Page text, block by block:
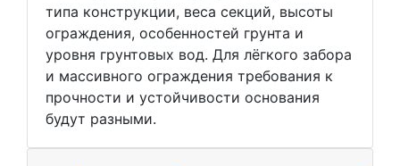
типа конструкции, веса секций, высоты
ограждения, особенностей грунта и
уровня грунтовых вод. Для лёгкого забора
и массивного ограждения требования к
прочности и устойчивости основания
будут разными.